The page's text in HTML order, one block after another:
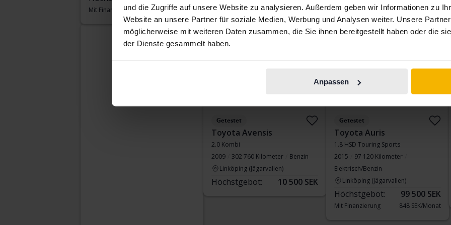
und die Zugriffe auf unsere Website zu analysieren. Außerdem geben wir Informationen zu
Website an unsere Partner für soziale Medien, Werbung und Analysen weiter. Unsere
möglicherweise mit weiteren Daten zusammen, die Sie ihnen bereitgestellt haben oder die
der Dienste gesammelt haben.
Anpassen
Mit Finanzierung 1 197 SEK/Monat Mit Finanzierung 1 329 SEK/Monat Mit Finanzierung 958 SEK/Monat
Dienstag 6 Gebote
Getestet
Toyota Avensis
2.0 Kombi
2009
302 760 Kilometer
Benzin
Linköping (Jägarvallen)
Höchstgebot: 10 500 SEK
Montag 13 Gebote
Getestet
Toyota Auris
1.8 HSD Touring Sports
2015
97 120 Kilometer
Elektrisch/Benzin
Linköping (Jägarvallen)
Höchstgebot: 99 500 SEK
Mit Finanzierung 848 SEK/Monat